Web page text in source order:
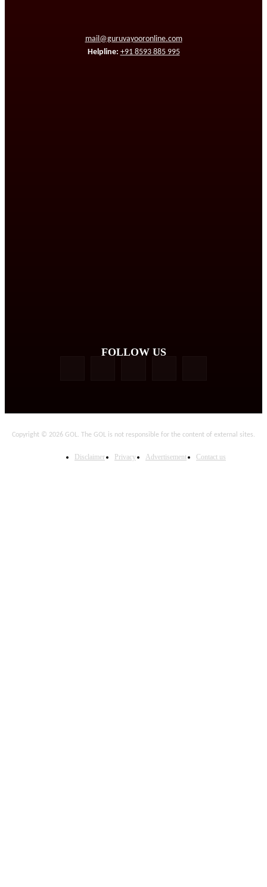
mail@guruvayooronline.com
Helpline: +91 8593 885 995
FOLLOW US
Copyright © 2026 GOL. The GOL is not responsible for the content of external sites.
Disclaimer Privacy Advertisement Contact us